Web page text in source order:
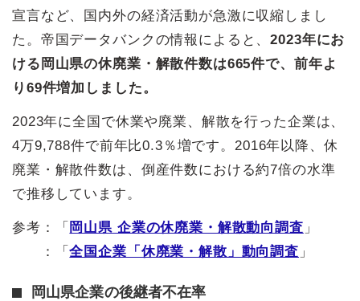
宣言など、国内外の経済活動が急激に収縮しまし
た。帝国データバンクの情報によると、2023年にお
ける岡山県の休廃業・解散件数は665件で、前年よ
り69件増加しました。
2023年に全国で休業や廃業、解散を行った企業は、
4万9,788件で前年比0.3％増です。2016年以降、休
廃業・解散件数は、倒産件数における約7倍の水準
で推移しています。
参考：「 岡山県 企業の休廃業・解散動向調査 」
：「全国企業「休廃業・解散」動向調査 」
岡山県企業の後継者不在率